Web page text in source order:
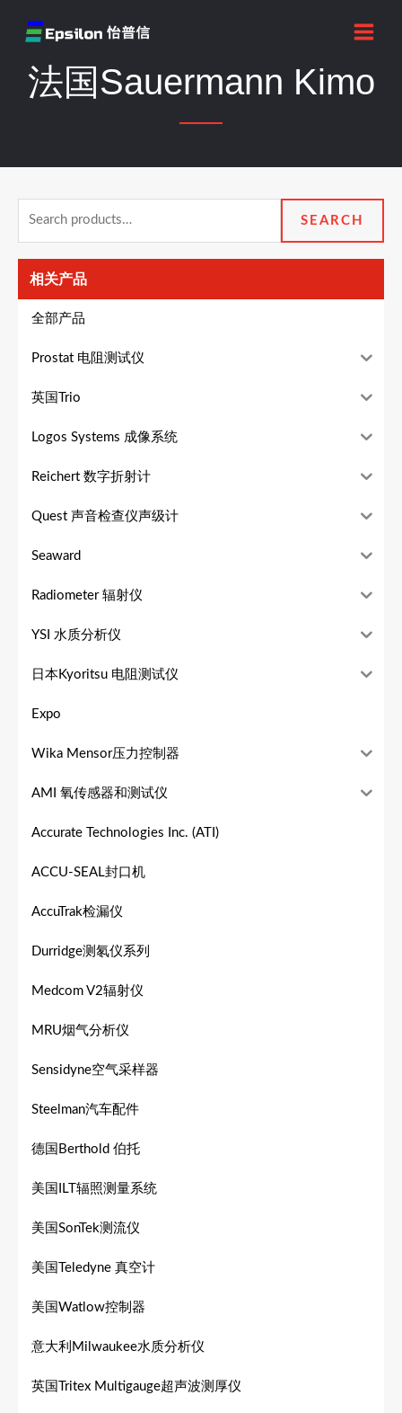
法国Sauermann Kimo
SEARCH
相关产品
全部产品
Prostat 电阻测试仪
英国Trio
Logos Systems 成像系统
Reichert 数字折射计
Quest 声音检查仪声级计
Seaward
Radiometer 辐射仪
YSI 水质分析仪
日本Kyoritsu 电阻测试仪
Expo
Wika Mensor压力控制器
AMI 氧传感器和测试仪
Accurate Technologies Inc. (ATI)
ACCU-SEAL封口机
AccuTrak检漏仪
Durridge测氡仪系列
Medcom V2辐射仪
MRU烟气分析仪
Sensidyne空气采样器
Steelman汽车配件
德国Berthold 伯托
美国ILT辐照测量系统
美国SonTek测流仪
美国Teledyne 真空计
美国Watlow控制器
意大利Milwaukee水质分析仪
英国Tritex Multigauge超声波测厚仪